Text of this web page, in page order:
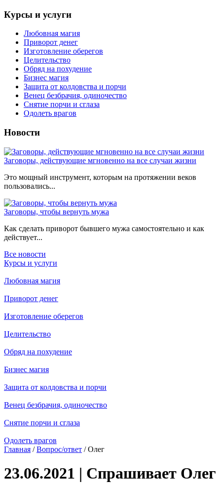
Курсы и услуги
Любовная магия
Приворот денег
Изготовление оберегов
Целительство
Обряд на похудение
Бизнес магия
Защита от колдовства и порчи
Венец безбрачия, одиночество
Снятие порчи и сглаза
Одолеть врагов
Новости
Заговоры, действующие мгновенно на все случаи жизни
Это мощный инструмент, которым на протяжении веков
пользовались...
Заговоры, чтобы вернуть мужа
Как сделать приворот бывшего мужа самостоятельно и как
действует...
Все новости
Курсы и услуги
Любовная магия
Приворот денег
Изготовление оберегов
Целительство
Обряд на похудение
Бизнес магия
Защита от колдовства и порчи
Венец безбрачия, одиночество
Снятие порчи и сглаза
Одолеть врагов
Главная /Вопрос/ответ / Олег
23.06.2021 | Спрашивает Олег